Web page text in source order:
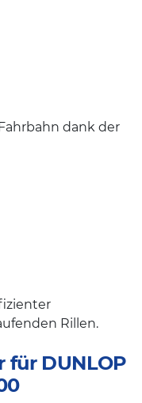
dank der
Rillen.
für DUNLOP